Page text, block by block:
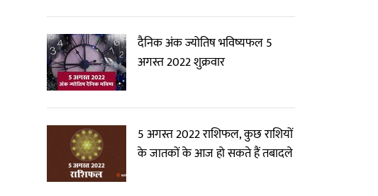
दैनिक अंक ज्योतिष भविष्यफल 5
अगस्त 2022 शुक्रवार
5 अगस्त 2022 राशिफल, कुछ राशियों
के जातकों के आज हो सकते हैं तबादले